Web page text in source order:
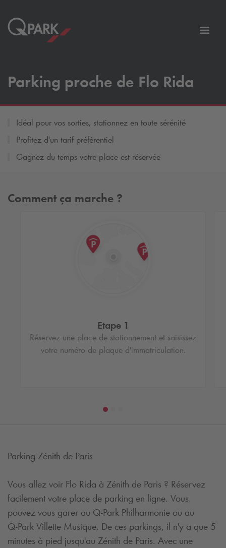
Parking proche de Flo Rida
Idéal pour vos sorties, stationnez en toute sérénité
Profitez d'un tarif préférentiel
Gagnez du temps votre place est réservée
Comment ça marche ?
Etape 1
Réservez une place de stationnement et saisissez
votre numéro de plaque d'immatriculation.
Parking Zénith de Paris
Vous allez voir Flo Rida à Zénith de Paris ? Réservez
facilement votre place de parking en ligne. Vous
pouvez vous garer au Q-Park Philharmonie ou au
Q-Park Villette Musique. De ces parkings, il n'y a que 5
minutes à pied jusqu'au Zénith de Paris. Avec une